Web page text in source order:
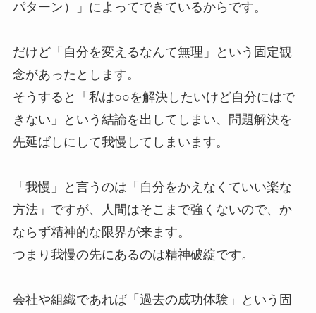
パターン）」によってできているからです。
だけど「自分を変えるなんて無理」という固定観
念があったとします。
そうすると「私は○○を解決したいけど自分にはで
きない」という結論を出してしまい、問題解決を
先延ばしにして我慢してしまいます。
「我慢」と言うのは「自分をかえなくていい楽な
方法」ですが、人間はそこまで強くないので、か
ならず精神的な限界が来ます。
つまり我慢の先にあるのは精神破綻です。
会社や組織であれば「過去の成功体験」という固